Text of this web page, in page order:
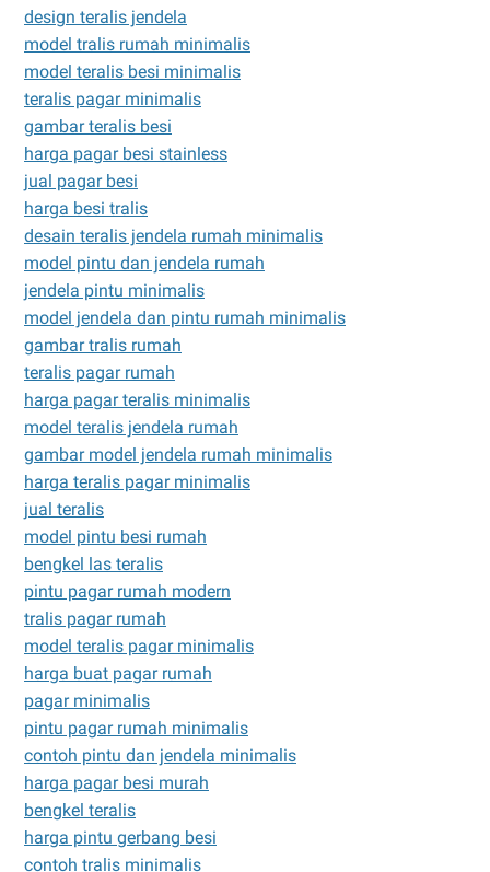
design teralis jendela
model tralis rumah minimalis
model teralis besi minimalis
teralis pagar minimalis
gambar teralis besi
harga pagar besi stainless
jual pagar besi
harga besi tralis
desain teralis jendela rumah minimalis
model pintu dan jendela rumah
jendela pintu minimalis
model jendela dan pintu rumah minimalis
gambar tralis rumah
teralis pagar rumah
harga pagar teralis minimalis
model teralis jendela rumah
gambar model jendela rumah minimalis
harga teralis pagar minimalis
jual teralis
model pintu besi rumah
bengkel las teralis
pintu pagar rumah modern
tralis pagar rumah
model teralis pagar minimalis
harga buat pagar rumah
pagar minimalis
pintu pagar rumah minimalis
contoh pintu dan jendela minimalis
harga pagar besi murah
bengkel teralis
harga pintu gerbang besi
contoh tralis minimalis